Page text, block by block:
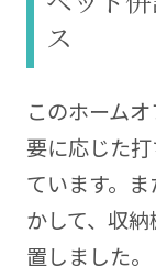
ス
このホーム
要に応じた
ています。
かして、収
置しました。